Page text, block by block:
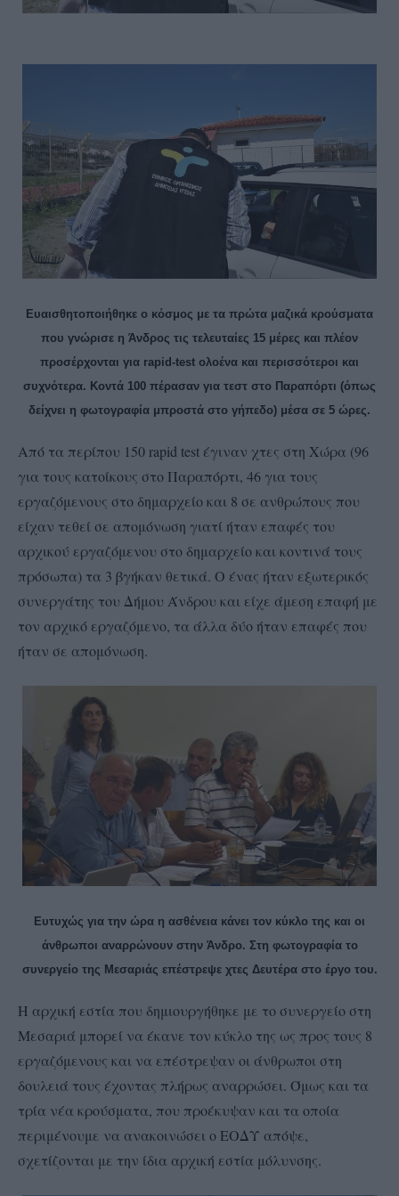
Ευαισθητοποιήθηκε ο κόσμος με τα πρώτα μαζικά κρούσματα
που γνώρισε η Άνδρος τις τελευταίες 15 μέρες και πλέον
προσέρχονται για rapid-test ολοένα και περισσότεροι και
συχνότερα. Κοντά 100 πέρασαν για τεστ στο Παραπόρτι (όπως
δείχνει η φωτογραφία μπροστά στο γήπεδο) μέσα σε 5 ώρες.
Από τα περίπου 150 rapid test έγιναν χτες στη Χώρα (96
για τους κατοίκους στο Παραπόρτι, 46 για τους
εργαζόμενους στο δημαρχείο και 8 σε ανθρώπους που
είχαν τεθεί σε απομόνωση γιατί ήταν επαφές του
αρχικού εργαζόμενου στο δημαρχείο και κοντινά τους
πρόσωπα) τα 3 βγήκαν θετικά. Ο ένας ήταν εξωτερικός
συνεργάτης του Δήμου Άνδρου και είχε άμεση επαφή με
τον αρχικό εργαζόμενο, τα άλλα δύο ήταν επαφές που
ήταν σε απομόνωση.
Ευτυχώς για την ώρα η ασθένεια κάνει τον κύκλο της και οι
άνθρωποι αναρρώνουν στην Άνδρο. Στη φωτογραφία το
συνεργείο της Μεσαριάς επέστρεψε χτες Δευτέρα στο έργο του.
Η αρχική εστία που δημιουργήθηκε με το συνεργείο στη
Μεσαριά μπορεί να έκανε τον κύκλο της ως προς τους 8
εργαζόμενους και να επέστρεψαν οι άνθρωποι στη
δουλειά τους έχοντας πλήρως αναρρώσει. Όμως και τα
τρία νέα κρούσματα, που προέκυψαν και τα οποία
περιμένουμε να ανακοινώσει ο ΕΟΔΥ απόψε,
σχετίζονται με την ίδια αρχική εστία μόλυνσης.